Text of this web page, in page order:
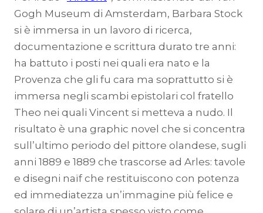
Gogh Museum di Amsterdam, Barbara Stock
si è immersa in un lavoro di ricerca,
documentazione e scrittura durato tre anni:
ha battuto i posti nei quali era nato e la
Provenza che gli fu cara ma soprattutto si è
immersa negli scambi epistolari col fratello
Theo nei quali Vincent si metteva a nudo. Il
risultato è una graphic novel che si concentra
sull’ultimo periodo del pittore olandese, sugli
anni 1889 e 1889 che trascorse ad Arles: tavole
e disegni naïf che restituiscono con potenza
ed immediatezza un’immagine più felice e